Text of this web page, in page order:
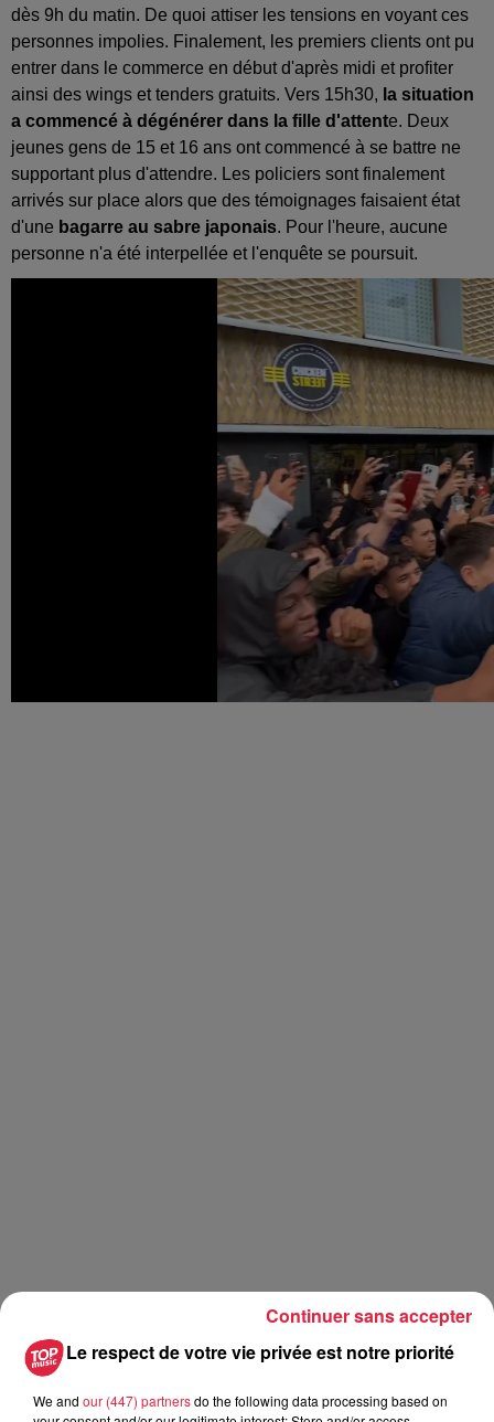
dès 9h du matin. De quoi attiser les tensions en voyant ces
personnes impolies. Finalement, les premiers clients ont pu
entrer dans le commerce en début d'après midi et profiter
ainsi des wings et tenders gratuits. Vers 15h30, la situation
a commencé à dégénérer dans la fille d'attente. Deux
jeunes gens de 15 et 16 ans ont commencé à se battre ne
supportant plus d'attendre. Les policiers sont finalement
arrivés sur place alors que des témoignages faisaient état
d'une bagarre au sabre japonais. Pour l'heure, aucune
personne n'a été interpellée et l'enquête se poursuit.
Le respect de votre vie privée est notre priorité
We and our (447) partnersdo the following data processing based on
Continuer sans accepter